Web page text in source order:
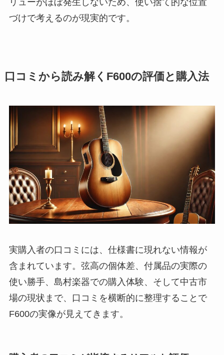
リューがほぼ発生しないため、使い捨て的な位置
づけで考えるのが現実的です。
口コミから読み解くF600の評価と購入法
実購入者の口コミには、仕様書に現れない情報が
含まれています。弦高の個体差、付属品の実際の
使い勝手、島村楽器での購入体験、そして中古市
場の現状まで、口コミを横断的に整理することで
F600の実像が見えてきます。